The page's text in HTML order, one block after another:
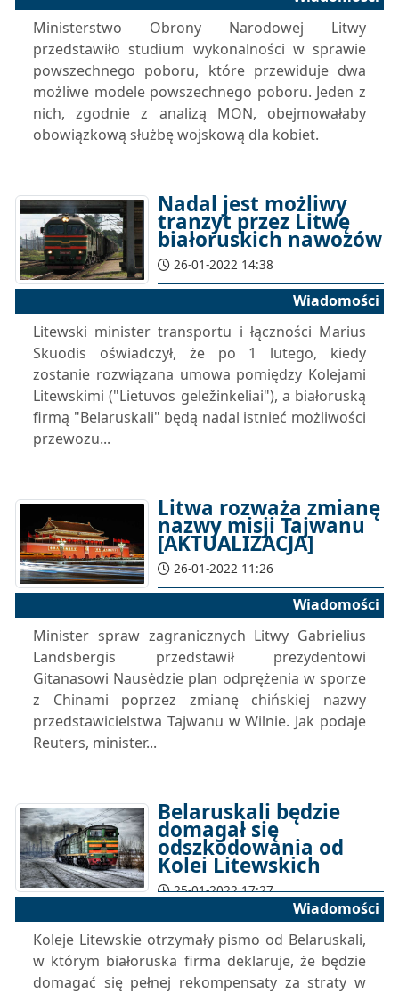
Ministerstwo Obrony Narodowej Litwy
przedstawiło studium wykonalności w sprawie
powszechnego poboru, które przewiduje dwa
możliwe modele powszechnego poboru. Jeden z
nich, zgodnie z analizą MON, obejmowałaby
obowiązkową służbę wojskową dla kobiet.
Nadal jest możliwy
tranzyt przez Litwę
białoruskich nawozów
26-01-2022 14:38
Wiadomości
Litewski minister transportu i łączności Marius
Skuodis oświadczył, że po 1 lutego, kiedy
zostanie rozwiązana umowa pomiędzy Kolejami
Litewskimi ("Lietuvos geležinkeliai"), a białoruską
firmą "Belaruskali" będą nadal istnieć możliwości
przewozu...
Litwa rozważa zmianę
nazwy misji Tajwanu
[AKTUALIZACJA]
26-01-2022 11:26
Wiadomości
Minister spraw zagranicznych Litwy Gabrielius
Landsbergis przedstawił prezydentowi
Gitanasowi Nausėdzie plan odprężenia w sporze
z Chinami poprzez zmianę chińskiej nazwy
przedstawicielstwa Tajwanu w Wilnie. Jak podaje
Reuters, minister...
Belaruskali będzie
domagał się
odszkodowania od
Kolei Litewskich
25-01-2022 17:27
Wiadomości
Koleje Litewskie otrzymały pismo od Belaruskali,
w którym białoruska firma deklaruje, że będzie
domagać się pełnej rekompensaty za straty w